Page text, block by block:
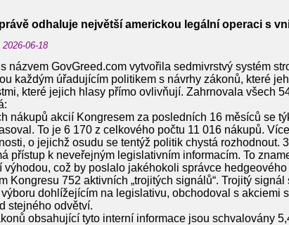
odhaluje největší americkou legální operaci s
06-18
názvem GovGreed.com vytvořila sedmivrstvý systém
každým úřadujícím politikem s návrhy zákonů, které
které jejich hlasy přímo ovlivňují. Zahrnovala všech
nákupů akcií Kongresem za posledních 16 měsíců se
To je 6 170 z celkového počtu 11 016 nákupů.
o jejichž osudu se tentýž politik chystá
přístup k neveřejným legislativním informacím. To
výhodou, což by poslalo jakéhokoli správce
Kongresu 752 aktivních „trojitých signálů“. Trojitý
dohlížejícím na legislativu, obchodoval s akciemi
stejného odvětví.
obsahující tyto interní informace jsou schvalovány